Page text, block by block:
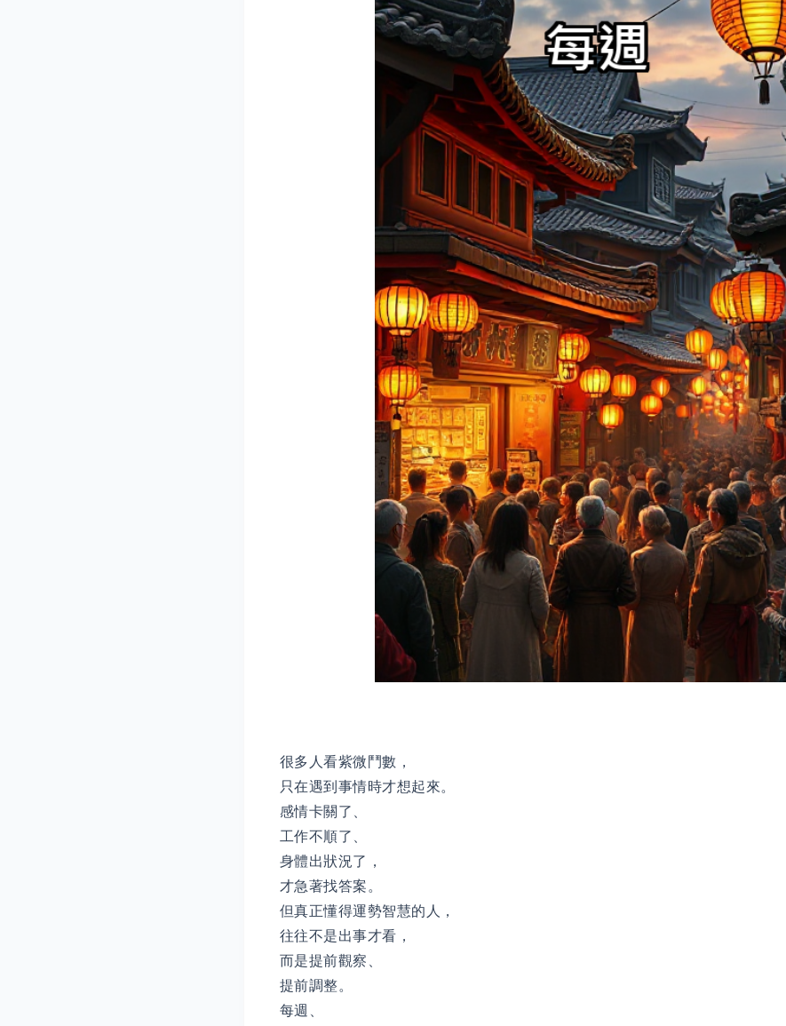
很多人看紫微鬥數，
只在遇到事情時才想起來。
感情卡關了、
工作不順了、
身體出狀況了，
才急著找答案。
但真正懂得運勢智慧的人，
往往不是出事才看，
而是提前觀察、
提前調整。
每週、